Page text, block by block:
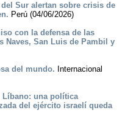
Sur alertan sobre crisis de
Perú (04/06/2026)
con la defensa de las
Naves, San Luis de Pambil y
del mundo. Internacional
Líbano: una política
del ejército israelí queda